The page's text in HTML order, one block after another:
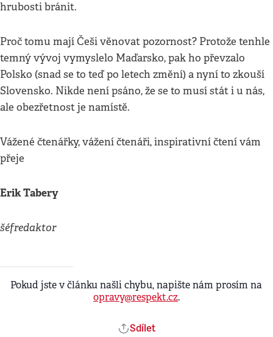
hrubosti bránit.
Proč tomu mají Češi věnovat pozornost? Protože tenhle
temný vývoj vymyslelo Maďarsko, pak ho převzalo
Polsko (snad se to teď po letech změní) a nyní to zkouší
Slovensko. Nikde není psáno, že se to musí stát i u nás,
ale obezřetnost je namístě.
Vážené čtenářky, vážení čtenáři, inspirativní čtení vám
přeje
Erik Tabery
šéfredaktor
Pokud jste v článku našli chybu, napište nám prosím na
opravy@respekt.cz.
Sdílet